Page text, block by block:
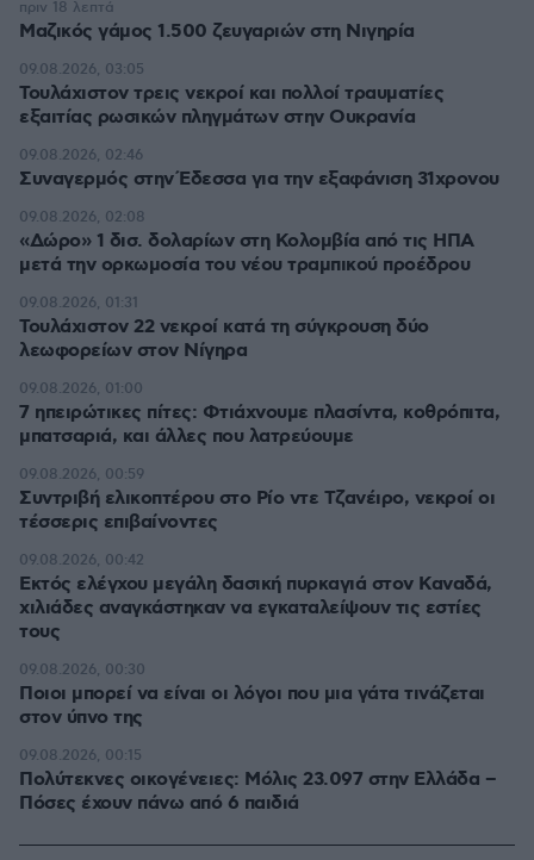
Μαζικός γάμος 1.500 ζευγαριών στη Νιγηρία
πριν 18 λεπτά
Τουλάχιστον τρεις νεκροί και πολλοί τραυματίες
εξαιτίας ρωσικών πληγμάτων στην Ουκρανία
09.08.2026, 03:05
Συναγερμός στην Έδεσσα για την εξαφάνιση 31χρονου
09.08.2026, 02:46
«Δώρο» 1 δισ. δολαρίων στη Κολομβία από τις ΗΠΑ
μετά την ορκωμοσία του νέου τραμπικού προέδρου
09.08.2026, 02:08
Τουλάχιστον 22 νεκροί κατά τη σύγκρουση δύο
λεωφορείων στον Νίγηρα
09.08.2026, 01:31
7 ηπειρώτικες πίτες: Φτιάχνουμε πλασίντα, κοθρόπιτα,
μπατσαριά, και άλλες που λατρεύουμε
09.08.2026, 01:00
Συντριβή ελικοπτέρου στο Ρίο ντε Τζανέιρο, νεκροί οι
τέσσερις επιβαίνοντες
09.08.2026, 00:59
Εκτός ελέγχου μεγάλη δασική πυρκαγιά στον Καναδά,
χιλιάδες αναγκάστηκαν να εγκαταλείψουν τις εστίες
τους
09.08.2026, 00:42
Ποιοι μπορεί να είναι οι λόγοι που μια γάτα τινάζεται
στον ύπνο της
09.08.2026, 00:30
Πολύτεκνες οικογένειες: Μόλις 23.097 στην Ελλάδα –
Πόσες έχουν πάνω από 6 παιδιά
09.08.2026, 00:15